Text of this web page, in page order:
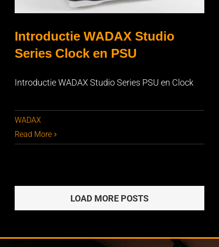
Introductie WADAX Studio
Series Clock en PSU
Introductie WADAX Studio Series PSU en Clock
WADAX
Read More
LOAD MORE POSTS